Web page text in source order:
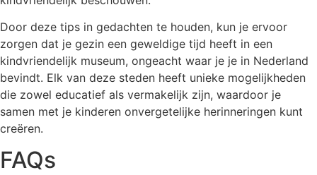
Door deze tips in gedachten te houden, kun je ervoor
zorgen dat je gezin een geweldige tijd heeft in een
kindvriendelijk museum, ongeacht waar je je in Nederland
bevindt. Elk van deze steden heeft unieke mogelijkheden
die zowel educatief als vermakelijk zijn, waardoor je
samen met je kinderen onvergetelijke herinneringen kunt
creëren.
FAQs